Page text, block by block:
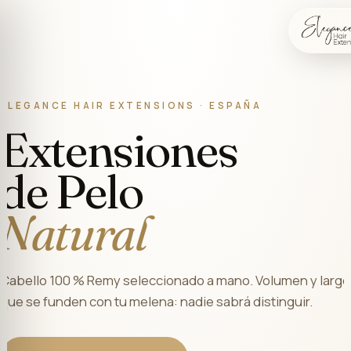
Pelo
100 % Remy seleccionado a mano. Volumen y
se funden con tu melena: nadie sabrá distinguir.